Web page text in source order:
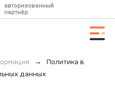
авторизованный
партнёр
→
Политика в
данных